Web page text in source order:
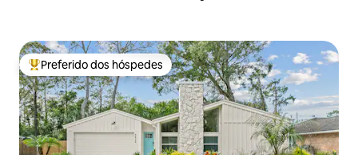
Entre os melhores preferidos dos hóspedes
Preferido dos hóspedes